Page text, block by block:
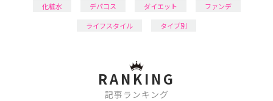
化粧水
デパコス ダイエット
ファンデ
ライフスタイル
タイプ別
RANKING
記事ランキング